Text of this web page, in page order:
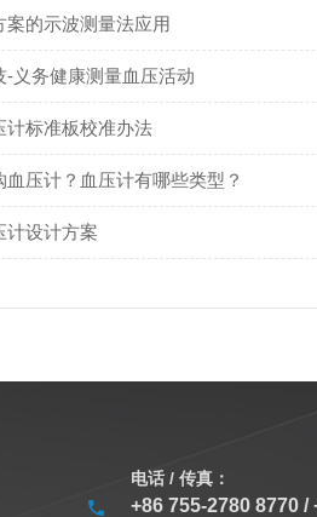
案的示波测量法应用
-义务健康测量血压活动
计标准板校准办法
血压计？血压计有哪些类型？
计设计方案
电话 / 传真：
+86 755-2780 8770 /